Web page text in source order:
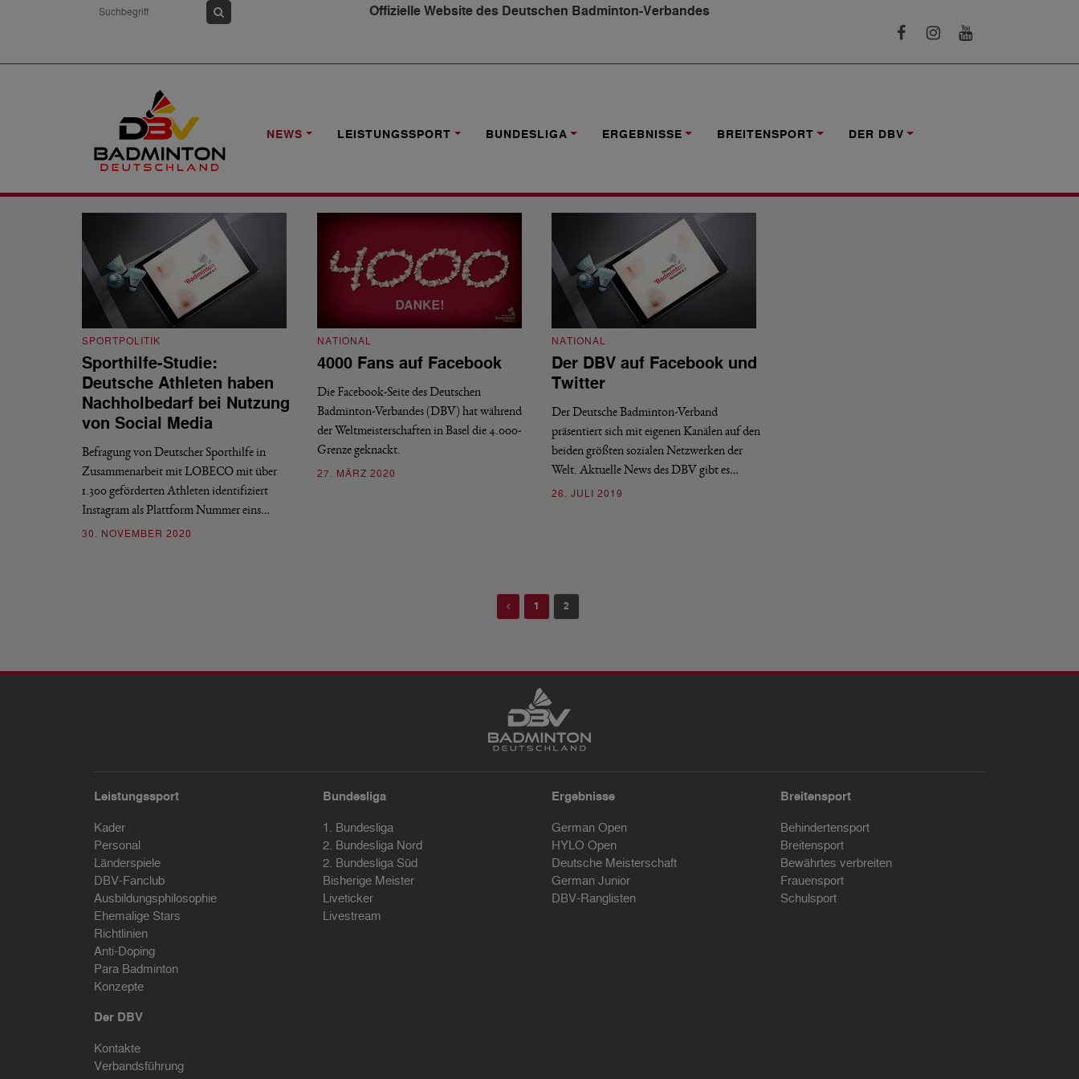
Offizielle Website des Deutschen Badminton-Verbandes
NEWS LEISTUNGSSPORT BUNDESLIGA ERGEBNISSE BREITENSPORT DER DBV
NEWS
Soziale Medien
SPORTPOLITIK
Sporthilfe-Studie:
Deutsche Athleten haben
Nachholbedarf bei Nutzung
von Social Media
Befragung von Deutscher Sporthilfe in
Zusammenarbeit mit LOBECO mit über
1.300 geförderten Athleten identifiziert
Instagram als Plattform Nummer eins…
30. NOVEMBER 2020
NATIONAL
4000 Fans auf Facebook
Die Facebook-Seite des Deutschen
Badminton-Verbandes (DBV) hat während
der Weltmeisterschaften in Basel die 4.000-
Grenze geknackt.
27. MÄRZ 2020
NATIONAL
Der DBV auf Facebook und
Twitter
Der Deutsche Badminton-Verband
präsentiert sich mit eigenen Kanälen auf den
beiden größten sozialen Netzwerken der
Welt. Aktuelle News des DBV gibt es…
26. JULI 2019
Previous
1 2
Leistungssport
Kader
Personal
Länderspiele
DBV-Fanclub
Ausbildungsphilosophie
Ehemalige Stars
Richtlinien
Anti-Doping
Para Badminton
Konzepte
Bundesliga
1. Bundesliga
2. Bundesliga Nord
2. Bundesliga Süd
Bisherige Meister
Liveticker
Livestream
Ergebnisse
German Open
HYLO Open
Deutsche Meisterschaft
German Junior
DBV-Ranglisten
Breitensport
Behindertensport
Breitensport
Bewährtes verbreiten
Frauensport
Schulsport
Der DBV
Kontakte
Verbandsführung